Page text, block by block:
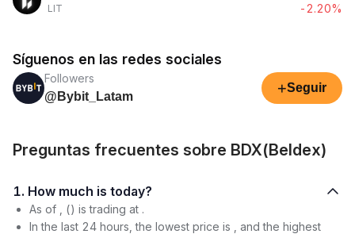
LIT
-2.20%
Síguenos en las redes sociales
Followers
@Bybit_Latam
+Seguir
Preguntas frecuentes sobre BDX(Beldex)
1. How much is today?
As of , () is trading at .
In the last 24 hours, the lowest price is , and the highest